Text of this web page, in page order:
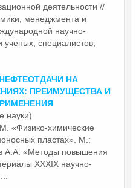
деятельности //
менеджмента и
научно-
специалистов,
НА
ПРЕИМУЩЕСТВА И
науки)
«Физико-химические
пластах». М.:
А.А. «Методы повышения
ХХХIХ научно-